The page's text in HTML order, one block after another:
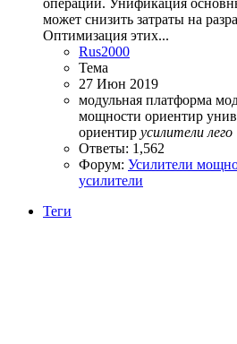
операций. Унификация
может снизить затраты на
Оптимизация этих...
Rus2000
Тема
27 Июн 2019
модульная платформа
мощности ориентир
ориентир усилители лего
Ответы: 1,562
Форум: Усилители
усилители
Теги